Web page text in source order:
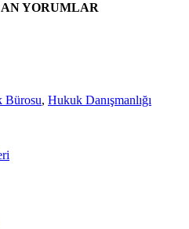
YORUMLAR
Bürosu, Hukuk Danışmanlığı